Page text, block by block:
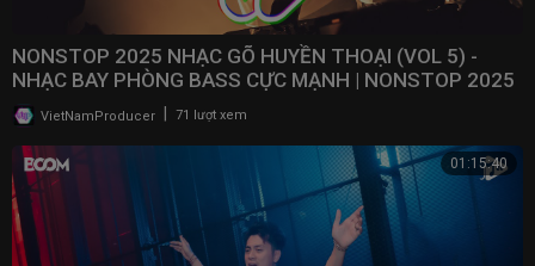
NONSTOP 2025 NHẠC GÕ HUYỀN THOẠI (VOL 5) -
NHẠC BAY PHÒNG BASS CỰC MẠNH | NONSTOP 2025
VINAHOUSE
VietNamProducer 71 lượt xem
01:15:40